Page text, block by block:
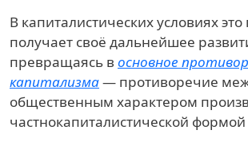
В капиталистических условиях
получает своё дальнейшее
превращаясь в основное
капитализма— противоречие
общественным характером
частнокапиталистической